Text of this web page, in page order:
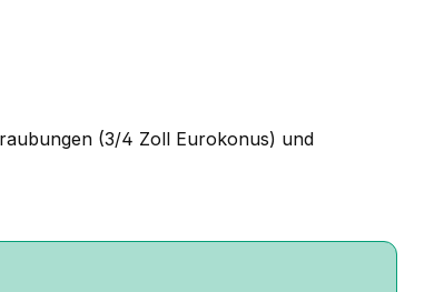
(3/4 Zoll Eurokonus) und